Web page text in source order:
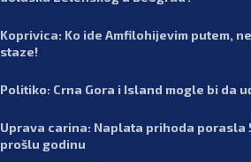
Koprivica: Ko ide Amfilohijevim putem,
staze!
Politiko: Crna Gora i Island mogle bi da
Uprava carina: Naplata prihoda porasla
prošlu godinu